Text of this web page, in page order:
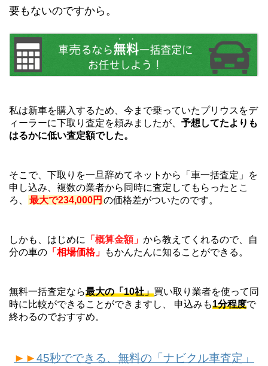
要もないのですから。
私は新車を購入するため、今まで乗っていたプリウスをデ
ィーラーに下取り査定を頼みましたが、 予想してたよりも
はるかに低い査定額でした。
そこで、下取りを一旦辞めてネットから「車一括査定」を
申し込み、複数の業者から同時に査定してもらったとこ
ろ、
最大で234,000円 の価格差がついたのです。
しかも、はじめに 「概算金額」 から教えてくれるので、自
分の車の 「相場価格」 もかんたんに知ることができる。
無料一括査定なら最大の「10社」買い取り業者を使って同
時に比較ができることができますし、 申込みも1分程度で
終わるのでおすすめ。
►►45秒でできる、無料の「ナビクル車査定」